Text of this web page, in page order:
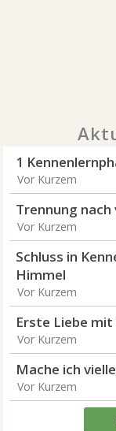
1
Vor Kurzem
Trennung nach
Vor Kurzem
Schluss in
Himmel
Vor Kurzem
Erste Liebe mit
Vor Kurzem
Mache ich
Vor Kurzem